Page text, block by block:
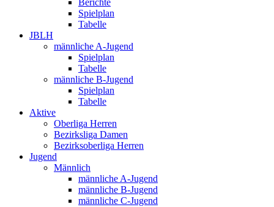
Berichte
Spielplan
Tabelle
JBLH
männliche A-Jugend
Spielplan
Tabelle
männliche B-Jugend
Spielplan
Tabelle
Aktive
Oberliga Herren
Bezirksliga Damen
Bezirksoberliga Herren
Jugend
Männlich
männliche A-Jugend
männliche B-Jugend
männliche C-Jugend